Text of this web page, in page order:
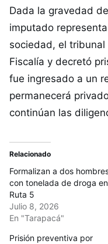
Dada la gravedad
imputado
sociedad, el
Fiscalía y decretó
fue ingresado a un
permanecerá
continúan las
Relacionado
Formalizan a dos
con tonelada de droga en
Ruta 5
Julio 8, 2026
En "Tarapacá"
Prisión preventiva por